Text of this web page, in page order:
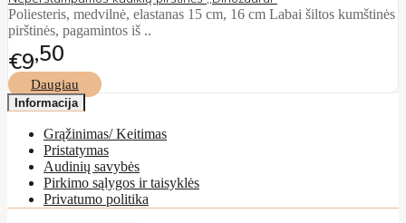
Poliesteris, medvilnė, elastanas 15 cm, 16 cm Labai šiltos kumštinės
pirštinės, pagamintos iš ..
€9 50
Daugiau
Informacija
Grąžinimas/ Keitimas
Pristatymas
Audinių savybės
Pirkimo sąlygos ir taisyklės
Privatumo politika